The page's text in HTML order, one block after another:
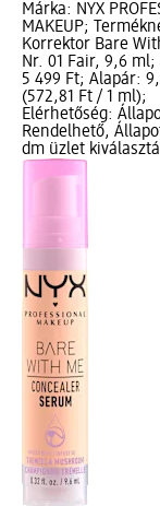
Márka: NYX
MAKEUP;
Korrektor Bare
Nr. 01 Fair, 9,6 ml;
5 499 Ft; Alapár:
(572,81 Ft / 1 ml);
Elérhetőség:
Rendelhető,
dm üzlet